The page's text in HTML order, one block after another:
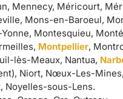
Mennecy, Méricourt,
Mons-en-Baroeul,
Montesquieu,
Montpellier,
lès-Meaux, Nantua,
Niort, Nœux-Les-
Noyelles-sous-Lens.